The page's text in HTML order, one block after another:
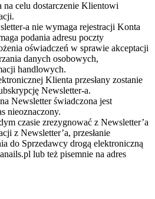
na celu dostarczenie Klientowi
a nie wymaga rejestracji Konta
podania adresu poczty
oświadczeń w sprawie akceptacji
danych osobowych,
handlowych.
Klienta przesłany zostanie
Newsletter-a.
Newsletter świadczona jest
nieoznaczony.
czasie zrezygnować z Newsletter’a
z Newsletter’a, przesłanie
do Sprzedawcy drogą elektroniczną
lub też pisemnie na adres